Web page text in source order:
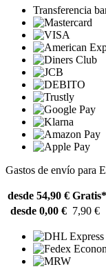
Transferencia
Gastos de envío para
desde 54,90 € Gratis*
desde 0,00 € 7,90 €